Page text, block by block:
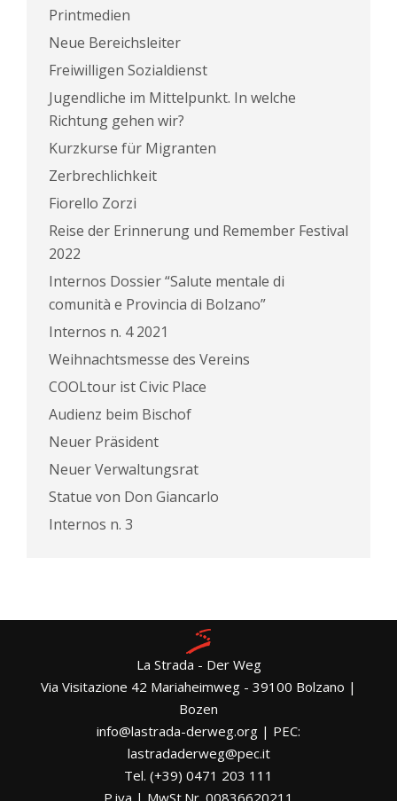
Printmedien
Neue Bereichsleiter
Freiwilligen Sozialdienst
Jugendliche im Mittelpunkt. In welche
Richtung gehen wir?
Kurzkurse für Migranten
Zerbrechlichkeit
Fiorello Zorzi
Reise der Erinnerung und Remember Festival
2022
Internos Dossier “Salute mentale di
comunità e Provincia di Bolzano”
Internos n. 4 2021
Weihnachtsmesse des Vereins
COOLtour ist Civic Place
Audienz beim Bischof
Neuer Präsident
Neuer Verwaltungsrat
Statue von Don Giancarlo
Internos n. 3
La Strada - Der Weg
Via Visitazione 42 Mariaheimweg - 39100 Bolzano |
Bozen
info@lastrada-derweg.org | PEC:
lastradaderweg@pec.it
Tel. (+39) 0471 203 111
P.iva | MwSt.Nr. 00836620211